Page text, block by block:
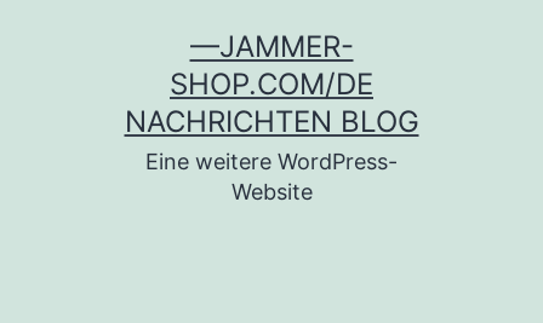
—JAMMER-
SHOP.COM/DE
NACHRICHTEN BLOG
Eine weitere WordPress-
Website